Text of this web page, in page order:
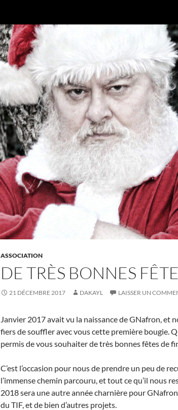
ASSOCIATION
DE TRÈS BONNES
21 DÉCEMBRE 2017 DAKAYL LAISSER UN
Janvier 2017 avait vu la naissance de GNafron, et
fiers de souffler avec vous cette première bougie.
permis de vous souhaiter de très bonnes fêtes de
C’est l’occasion pour nous de prendre un peu de
l’immense chemin parcouru, et tout ce qu’il nous
2018 sera une autre année charnière pour
du TIF, et de bien d’autres projets.